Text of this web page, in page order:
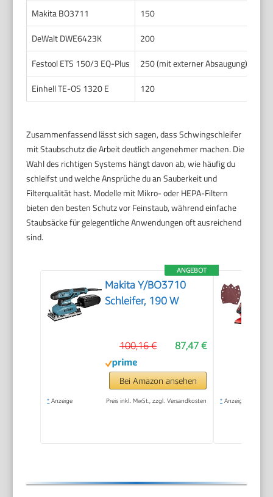
Makita BO3711
150
DeWalt DWE6423K
200
Festool ETS 150/3 EQ-Plus
250 (mit externer Absaugung)
Einhell TE-OS 1320 E
120
Zusammenfassend lässt sich sagen, dass Schwingschleifer
mit Staubschutz die Arbeit deutlich angenehmer machen. Die
Wahl des richtigen Systems hängt davon ab, wie häufig du
schleifst und welche Ansprüche du an Sauberkeit und
Filterqualität hast. Modelle mit Mikro- oder HEPA-Filtern
bieten den besten Schutz vor Feinstaub, während einfache
Staubsäcke für gelegentliche Anwendungen oft ausreichend
sind.
ANGEBOT
Makita Y/BO3710
Schleifer, 190 W
87,47 €
100,16 €
Bei Amazon ansehen
* Anzeige Preis inkl. MwSt., zzgl. Versandkosten * Anzeige